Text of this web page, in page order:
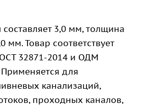
3,0 мм, толщина
мм. Товар соответствует
32871-2014 и ОДМ
Применяется для
канализаций,
проходных каналов,